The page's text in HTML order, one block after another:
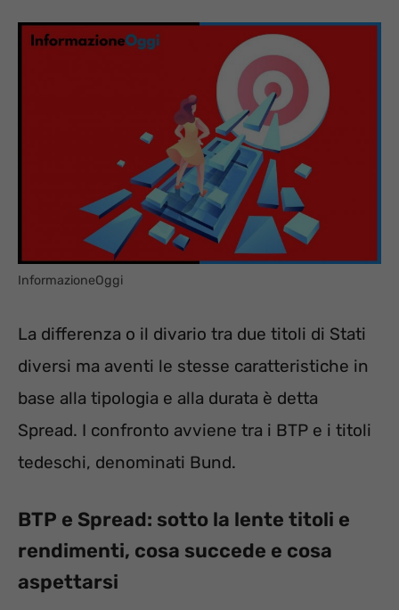
InformazioneOggi
La differenza o il divario tra due titoli di Stati
diversi ma aventi le stesse caratteristiche in
base alla tipologia e alla durata è detta
Spread. I confronto avviene tra i BTP e i titoli
tedeschi, denominati Bund.
BTP e Spread: sotto la lente titoli e
rendimenti, cosa succede e cosa
aspettarsi